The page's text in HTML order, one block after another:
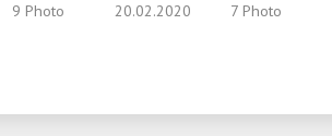
20.02.2020
9 Photo 7 Photo